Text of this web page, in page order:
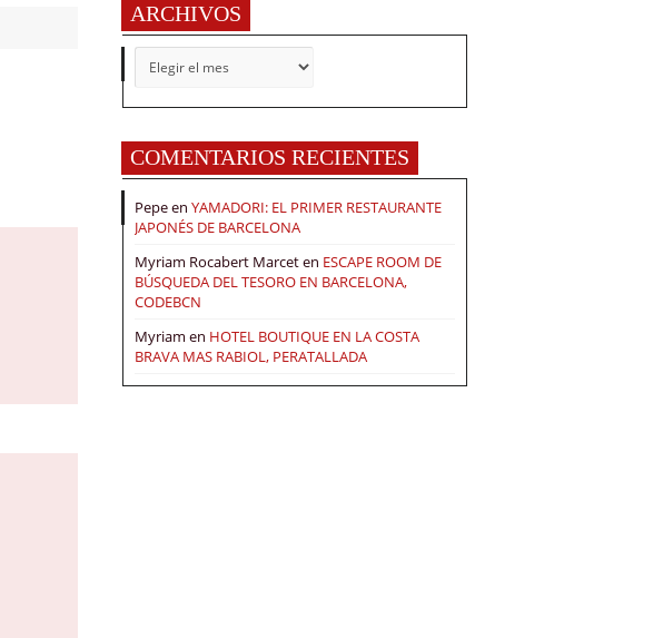
ARCHIVOS
ARCHIVOS
COMENTARIOS RECIENTES
Pepeen YAMADORI: EL PRIMER RESTAURANTE
JAPONÉS DE BARCELONA
Myriam Rocabert Marceten ESCAPE ROOM DE
BÚSQUEDA DEL TESORO EN BARCELONA,
CODEBCN
Myriam en HOTEL BOUTIQUE EN LA COSTA
BRAVA MAS RABIOL, PERATALLADA